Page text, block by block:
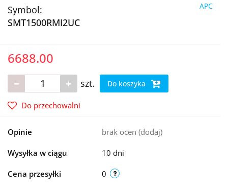
Symbol:
SMT1500RMI2UC
APC
6688.00
szt. Do koszyka
Do przechowalni
Opinie brak ocen (dodaj)
Wysyłka w ciągu 10 dni
Cena przesyłki 0